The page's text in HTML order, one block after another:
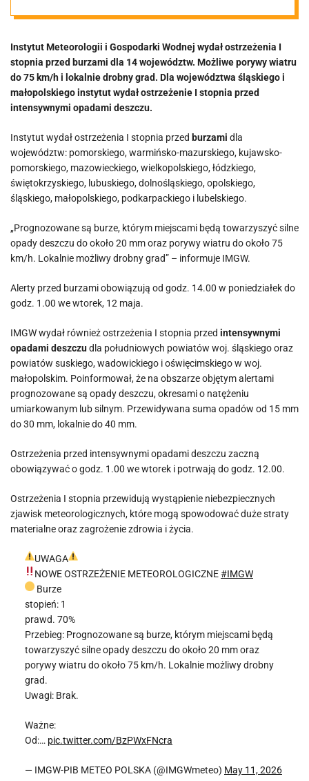
większości
województw
Instytut Meteorologii i Gospodarki Wodnej wydał ostrzeżenia I
stopnia przed burzami dla 14 województw. Możliwe porywy wiatru
do 75 km/h i lokalnie drobny grad. Dla województwa śląskiego i
małopolskiego instytut wydał ostrzeżenie I stopnia przed
intensywnymi opadami deszczu.
Instytut wydał ostrzeżenia I stopnia przed burzami dla
województw: pomorskiego, warmińsko-mazurskiego, kujawsko-
pomorskiego, mazowieckiego, wielkopolskiego, łódzkiego,
świętokrzyskiego, lubuskiego, dolnośląskiego, opolskiego,
śląskiego, małopolskiego, podkarpackiego i lubelskiego.
„Prognozowane są burze, którym miejscami będą towarzyszyć silne
opady deszczu do około 20 mm oraz porywy wiatru do około 75
km/h. Lokalnie możliwy drobny grad” – informuje IMGW.
Alerty przed burzami obowiązują od godz. 14.00 w poniedziałek do
godz. 1.00 we wtorek, 12 maja.
IMGW wydał również ostrzeżenia I stopnia przed intensywnymi
opadami deszczudla południowych powiatów woj. śląskiego oraz
powiatów suskiego, wadowickiego i oświęcimskiego w woj.
małopolskim. Poinformował, że na obszarze objętym alertami
prognozowane są opady deszczu, okresami o natężeniu
umiarkowanym lub silnym. Przewidywana suma opadów od 15 mm
do 30 mm, lokalnie do 40 mm.
Ostrzeżenia przed intensywnymi opadami deszczu zaczną
obowiązywać o godz. 1.00 we wtorek i potrwają do godz. 12.00.
Ostrzeżenia I stopnia przewidują wystąpienie niebezpiecznych
zjawisk meteorologicznych, które mogą spowodować duże straty
materialne oraz zagrożenie zdrowia i życia.
UWAGA
NOWE OSTRZEŻENIE METEOROLOGICZNE#IMGW
Burze
stopień: 1
prawd. 70%
Przebieg: Prognozowane są burze, którym miejscami będą
towarzyszyć silne opady deszczu do około 20 mm oraz
porywy wiatru do około 75 km/h. Lokalnie możliwy drobny
grad.
Uwagi: Brak.
Ważne:
Od:… pic.twitter.com/BzPWxFNcra
— IMGW-PIB METEO POLSKA (@IMGWmeteo) May 11, 2026